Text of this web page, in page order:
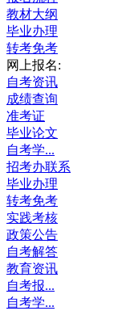
教材大纲
毕业办理
转考免考
网上报名:
自考资讯
成绩查询
准考证
毕业论文
自考学...
招考办联系
毕业办理
转考免考
实践考核
政策公告
自考解答
教育资讯
自考报...
自考学...